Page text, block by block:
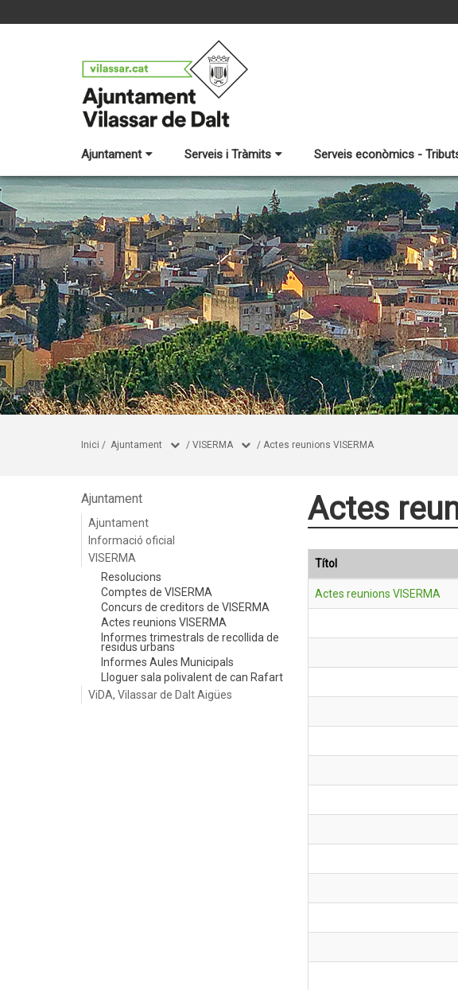
Ajuntament Serveis i Tràmits Serveis econòmics -
Inici / Ajuntament / VISERMA / Actes reunions VISERMA
Ajuntament
Ajuntament
Informació oficial
VISERMA
Resolucions
Comptes de VISERMA
Concurs de creditors de VISERMA
Actes reunions VISERMA
Informes trimestrals de recollida de
residus urbans
Informes Aules Municipals
Lloguer sala polivalent de can Rafart
ViDA, Vilassar de Dalt Aigües
Actes
Títol
Actes reunions VISERMA